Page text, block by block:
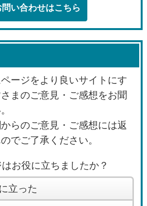
い合わせはこちら
ージをより良いサイトにす
まのご意見・ご感想をお聞
らのご意見・ご感想には返
でご了承ください。
お役に立ちましたか？
立った